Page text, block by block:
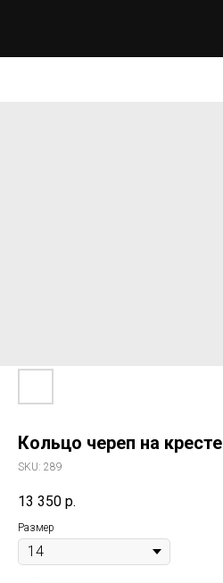
Кольцо череп на кресте
SKU: 289
13 350 р.
Размер